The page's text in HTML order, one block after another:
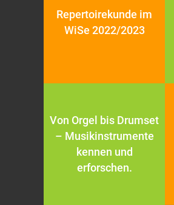
Repertoirekunde im
WiSe 2022/2023
Von Orgel bis Drumset
– Musikinstrumente
kennen und
erforschen.